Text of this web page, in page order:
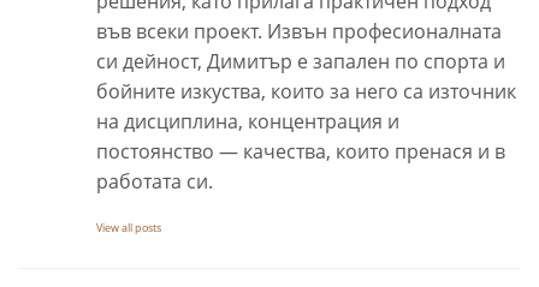
във всеки проект. Извън професионалната
си дейност, Димитър е запален по спорта и
бойните изкуства, които за него са източник
на дисциплина, концентрация и
постоянство — качества, които пренася и в
работата си.
View all posts